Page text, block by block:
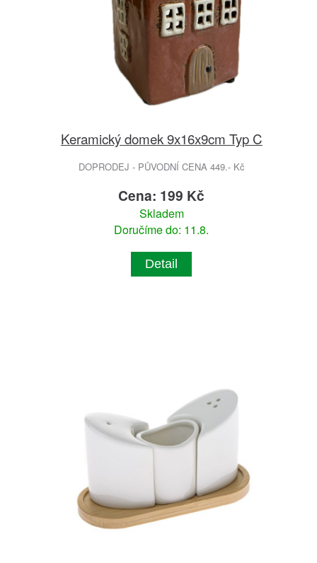
Keramický domek 9x16x9cm Typ C
DOPRODEJ - PŮVODNÍ CENA 449.- Kč
Cena: 199 Kč
Skladem
Doručíme do: 11.8.
Detail